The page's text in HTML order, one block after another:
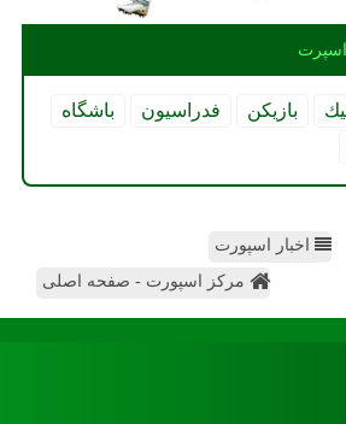
بازیكن فدراسیون
باشگاه
اخبار اسپورت
مرکز اسپورت - صفحه اصلی